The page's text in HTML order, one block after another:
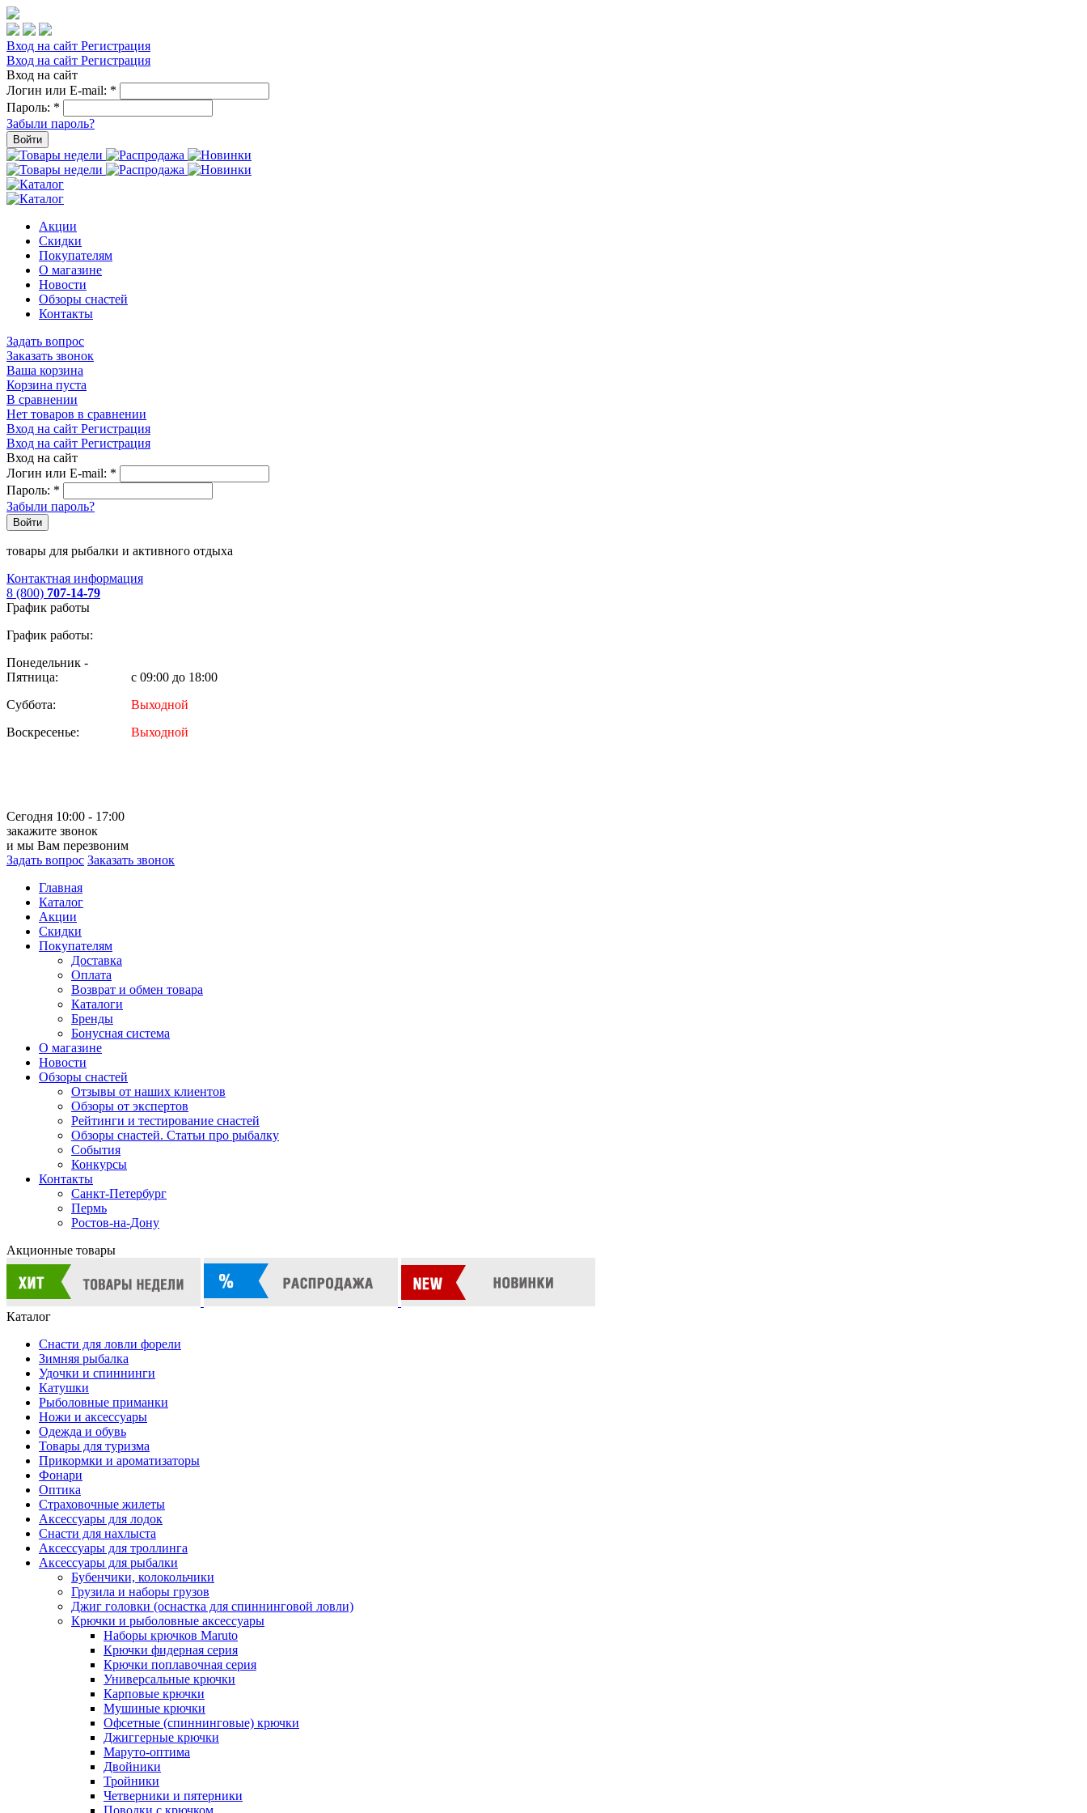
Вход на сайт Регистрация
Вход на сайт Регистрация
Вход на сайт
Логин или E-mail: *
Пароль: *
Забыли пароль?
Войти
Акции
Скидки
Покупателям
О магазине
Новости
Обзоры снастей
Контакты
Задать вопрос
Заказать звонок
Ваша корзина
Корзина пуста
В сравнении
Нет товаров в сравнении
Вход на сайт Регистрация
Вход на сайт Регистрация
Вход на сайт
Логин или E-mail: *
Пароль: *
Забыли пароль?
Войти
товары для рыбалки и активного отдыха
Контактная информация
8 (800) 707-14-79
График работы
График работы:
Понедельник -
Пятница:
с 09:00 до 18:00
Суббота:
Выходной
Воскресенье:
Выходной
Сегодня 10:00 - 17:00
закажите звонок
и мы Вам перезвоним
Задать вопрос Заказать звонок
Главная
Каталог
Акции
Скидки
Покупателям
Доставка
Оплата
Возврат и обмен товара
Каталоги
Бренды
Бонусная система
О магазине
Новости
Обзоры снастей
Отзывы от наших клиентов
Обзоры от экспертов
Рейтинги и тестирование снастей
Обзоры снастей. Статьи про рыбалку
События
Конкурсы
Контакты
Санкт-Петербург
Пермь
Ростов-на-Дону
Акционные товары
Каталог
Снасти для ловли форели
Зимняя рыбалка
Удочки и спиннинги
Катушки
Рыболовные приманки
Ножи и аксессуары
Одежда и обувь
Товары для туризма
Прикормки и ароматизаторы
Фонари
Оптика
Страховочные жилеты
Аксессуары для лодок
Снасти для нахлыста
Аксессуары для троллинга
Аксессуары для рыбалки
Бубенчики, колокольчики
Грузила и наборы грузов
Джиг головки (оснастка для спиннинговой ловли)
Крючки и рыболовные аксессуары
Наборы крючков Maruto
Крючки фидерная серия
Крючки поплавочная серия
Универсальные крючки
Карповые крючки
Мушиные крючки
Офсетные (спиннинговые) крючки
Джиггерные крючки
Маруто-оптима
Двойники
Тройники
Четверники и пятерники
Поводки с крючком